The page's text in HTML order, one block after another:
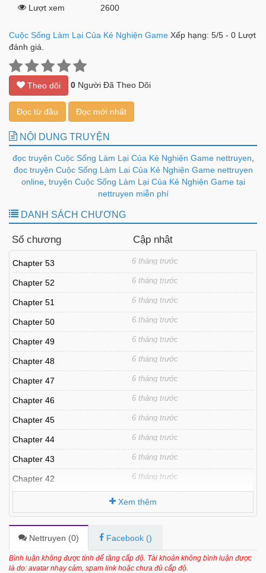
Lượt xem 2600
Cuộc Sống Làm Lại Của Kẻ Nghiện Game Xếp hạng: 5/5 - 0 Lượt
đánh giá.
Theo dõi 0 Người Đã Theo Dõi
Đọc từ đầu Đọc mới nhất
NỘI DUNG TRUYỆN
đọc truyện Cuộc Sống Làm Lại Của Kẻ Nghiện Game nettruyen
đọc truyện Cuộc Sống Làm Lại Của Kẻ Nghiện Game nettruyen
online, truyện Cuộc Sống Làm Lại Của Kẻ Nghiện Game tại
nettruyen miễn phí
DANH SÁCH CHƯƠNG
Số chương Cập nhật
Chapter 53 6 tháng trước
Chapter 52 6 tháng trước
Chapter 51 6 tháng trước
Chapter 50 6 tháng trước
Chapter 49 6 tháng trước
Chapter 48 6 tháng trước
Chapter 47 6 tháng trước
Chapter 46 6 tháng trước
Chapter 45 6 tháng trước
Chapter 44 6 tháng trước
Chapter 43 6 tháng trước
Chapter 42 6 tháng trước
Chapter 40 6 tháng trước
Chapter 39 6 tháng trước
Chapter 38 6 tháng trước
Xem thêm
Nettruyen (0) Facebook ()
Bình luận không được tính để tăng cấp độ. Tài khoản không bình luận được
là do: avatar nhạy cảm, spam link hoặc chưa đủ cấp độ.